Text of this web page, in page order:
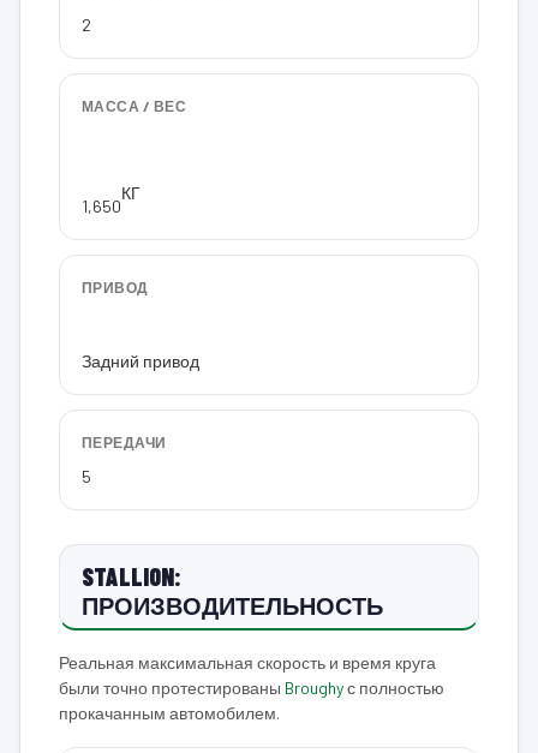
2
МАССА / ВЕС
1,650
КГ
ПРИВОД
Задний привод
ПЕРЕДАЧИ
5
STALLION:
ПРОИЗВОДИТЕЛЬНОСТЬ
Реальная максимальная скорость и время круга
были точно протестированы Broughyс полностью
прокачанным автомобилем.